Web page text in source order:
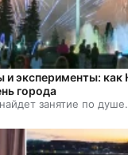
и эксперименты: как
города
занятие по душе.